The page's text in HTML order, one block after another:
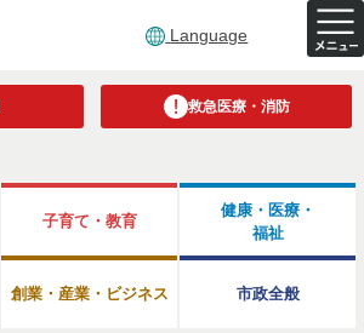
Language
救急医療・消防
子育て・教育
健康・医療・
福祉
創業・産業・ビジネス 市政全般